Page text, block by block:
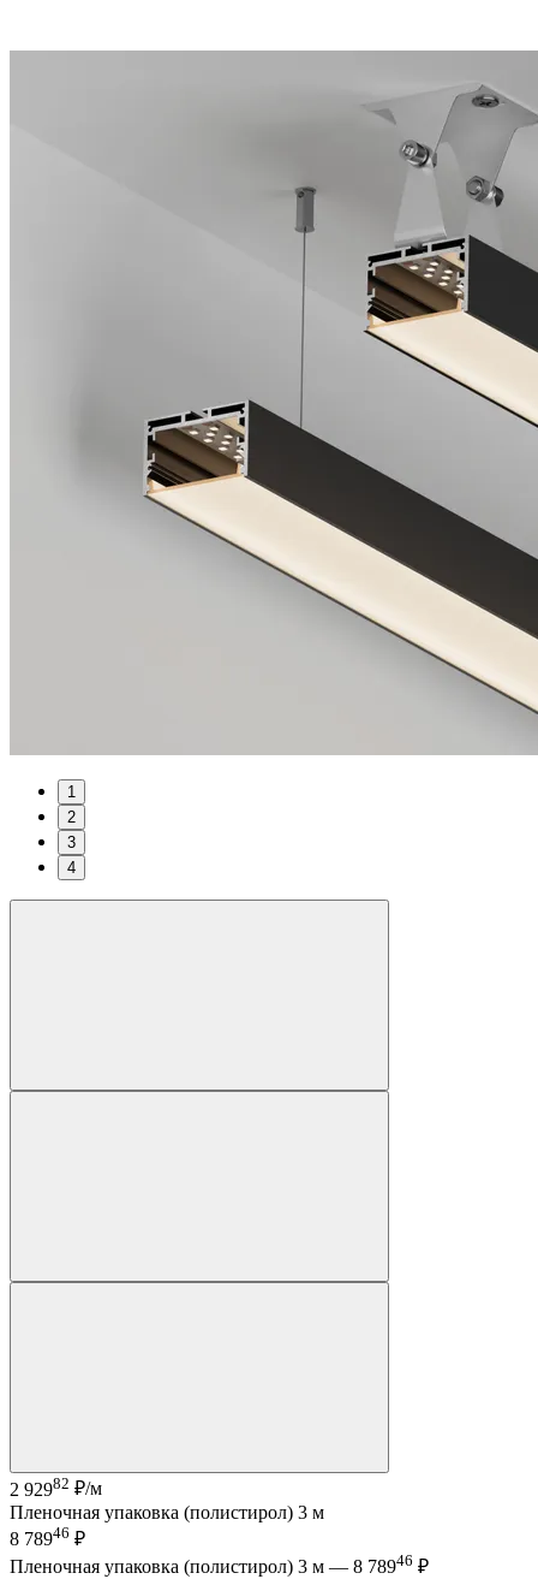
1
2
3
4
2 92982 ₽/м
Пленочная упаковка (полистирол) 3 м
8 78946 ₽
Пленочная упаковка (полистирол) 3 м — 8 78946 ₽